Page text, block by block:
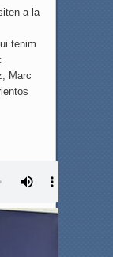
a la
tenim
Marc